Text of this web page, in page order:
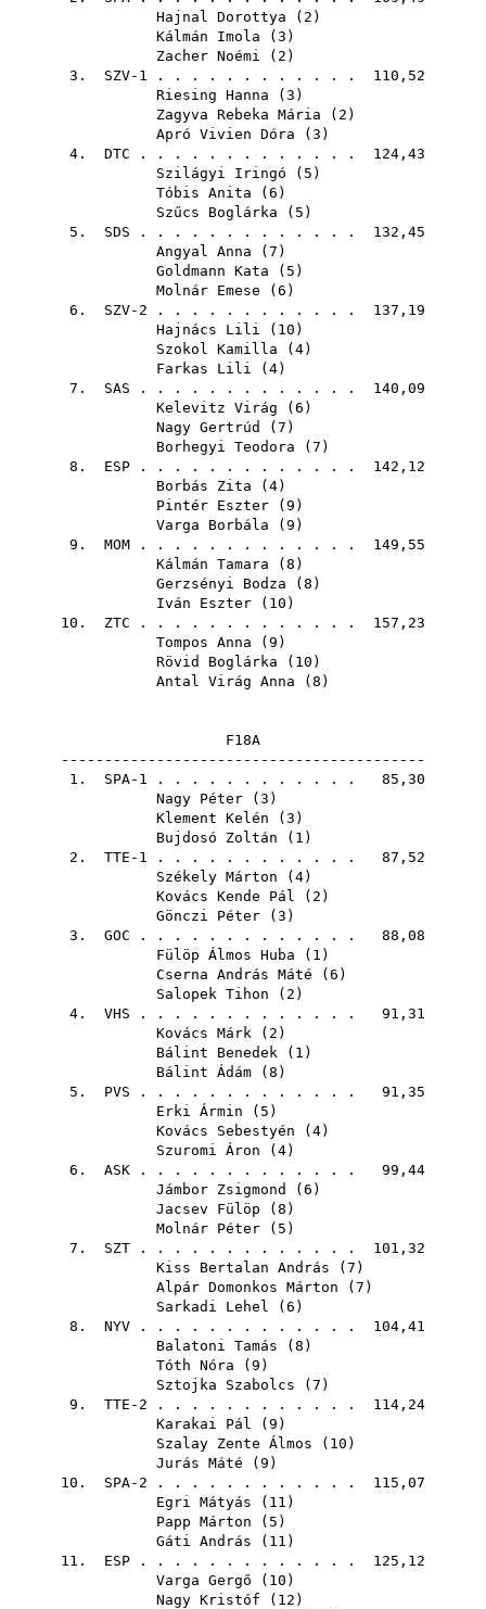
Hajnal Dorottya ( 2 )
Kálmán Imola ( 3 )
Zacher Noémi ( 2 )
3. SZV-1 . . . . . . . . . . . . 110,52
Riesing Hanna ( 3 )
Zagyva Rebeka Mária ( 2 )
Apró Vivien Dóra ( 3 )
4. DTC . . . . . . . . . . . . . 124,43
Szilágyi Iringó ( 5 )
Tóbis Anita ( 6 )
Szűcs Boglárka ( 5 )
5. SDS . . . . . . . . . . . . . 132,45
Angyal Anna ( 7 )
Goldmann Kata ( 5 )
Molnár Emese ( 6 )
6. SZV-2 . . . . . . . . . . . . 137,19
Hajnács Lili ( 10 )
Szokol Kamilla ( 4)
Farkas Lili ( 4)
7. SAS . . . . . . . . . . . . . 140,09
Kelevitz Virág ( 6 )
Nagy Gertrúd
( 7 )
Borhegyi Teodora ( 7 )
8. ESP . . . . . . . . . . . . . 142,12
Borbás Zita ( 4)
Pintér Eszter ( 9 )
Varga Borbála ( 9 )
9. MOM . . . . . . . . . . . . . 149,55
Kálmán Tamara ( 8 )
Gerzsényi Bodza ( 8 )
Iván Eszter ( 10 )
10. ZTC . . . . . . . . . . . . . 157,23
Tompos Anna ( 9 )
Rövid Boglárka ( 10 )
Antal Virág Anna ( 8 )
F18A
------------------------------------------
1. SPA-1 . . . . . . . . . . . . 85,30
Nagy Péter ( 3 )
Klement Kelén ( 3 )
Bujdosó Zoltán ( 1 )
2. TTE-1 . . . . . . . . . . . . 87,52
Székely Márton ( 4)
Kovács Kende Pál ( 2 )
Gönczi Péter ( 3 )
3. GOC . . . . . . . . . . . . . 88,08
Fülöp Álmos Huba ( 1 )
Cserna András Máté ( 6 )
Salopek Tihon ( 2 )
4. VHS . . . . . . . . . . . . . 91,31
Kovács Márk ( 2 )
Bálint Benedek ( 1 )
Bálint Ádám ( 8 )
5. PVS . . . . . . . . . . . . . 91,35
Erki Ármin ( 5 )
Kovács Sebestyén ( 4)
Szuromi Áron ( 4)
6. ASK . . . . . . . . . . . . . 99,44
Jámbor Zsigmond
( 6 )
Jacsev Fülöp ( 8 )
Molnár Péter ( 5 )
7. SZT . . . . . . . . . . . . . 101,32
Kiss Bertalan András ( 7 )
Alpár Domonkos Márton ( 7 )
Sarkadi Lehel ( 6 )
8. NYV . . . . . . . . . . . . . 104,41
Balatoni Tamás ( 8 )
Tóth Nóra ( 9 )
Sztojka Szabolcs ( 7 )
9. TTE-2 . . . . . . . . . . . . 114,24
Karakai Pál ( 9 )
Szalay Zente Álmos ( 10 )
Jurás Máté ( 9 )
10. SPA-2 . . . . . . . . . . . . 115,07
Egri Mátyás ( 11 )
Papp Márton ( 5 )
Gáti András ( 11 )
11. ESP . . . . . . . . . . . . . 125,12
Varga Gergő ( 10 )
Nagy Kristóf ( 12 )